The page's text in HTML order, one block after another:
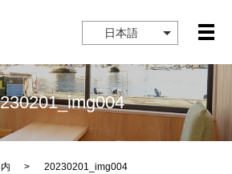
日本語 メ
20230201_img004